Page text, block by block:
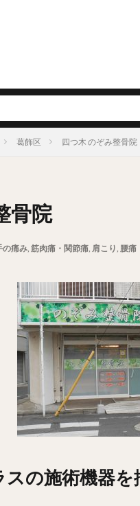
葛飾区 四つ木 のぞみ整骨院
骨院
の痛み, 筋肉痛・関節痛, 肩こり, 腰痛
の施術機器